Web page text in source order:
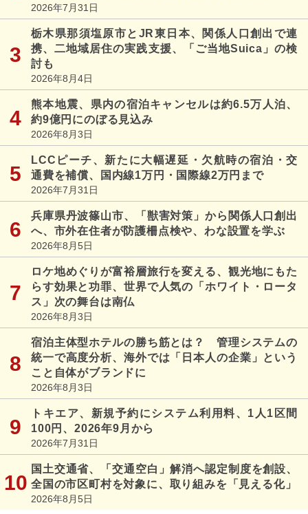
2026年7月31日
栃木県那須塩原市とJR東日本、関係人口創出で連
携、二地域居住の実践支援、「ご当地Suica」の検
討も
2026年8月4日
熊本地震、県内の宿泊キャンセルは約6.5万人泊、
約9億円にのぼる見込み
2026年8月3日
LCCピーチ、新たに大幅遅延・欠航時の宿泊・交
通費を補償、国内線1万円・国際線2万円まで
2026年7月31日
兵庫県丹波篠山市、「獣害対策」から関係人口創出
へ、市外在住者が防護柵点検や、わな設置を学ぶ
2026年8月5日
ロケ地めぐりが富裕層旅行を変える、観光地にもた
らす効果と功罪、世界で人気の「ホワイト・ロータ
ス」次の舞台は南仏
2026年8月3日
宿泊主体型ホテルの勝ち筋とは？ 管理システムの
統一で高度分析、海外では「日本人の企業」という
こと自体がブランドに
2026年8月3日
トキエア、新規予約にシステム利用料、1人1区間
100円、2026年9月から
2026年7月31日
国土交通省、「交通空白」解消へ認定制度を創設、
全国の市区町村を対象に、取り組みを「見える化」
2026年8月5日